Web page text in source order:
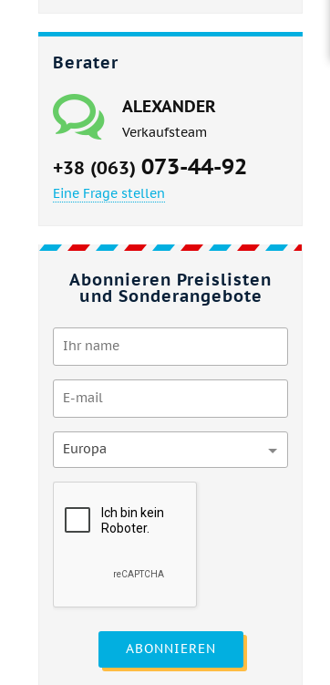
Berater
ALEXANDER
Verkaufsteam
+38 (063) 073-44-92
Eine Frage stellen
Abonnieren Preislisten
und Sonderangebote
Europa
ABONNIEREN